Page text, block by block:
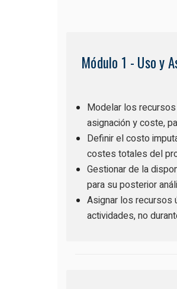
Módulo 1 - Uso y
Modelar los
asignación y coste,
Definir el costo
costes totales del
Gestionar de la
para su posterior
Asignar los recursos
actividades, no